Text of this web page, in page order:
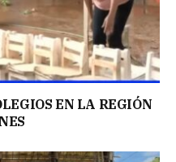
EN LA REGIÓN